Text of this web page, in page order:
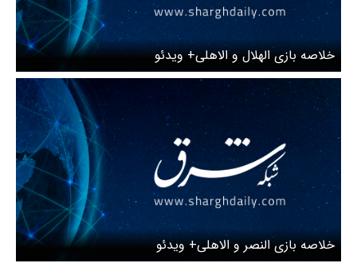
خلاصه بازی الهلال و الاهلی+ ویدئو
خلاصه بازی النصر و الاهلی+ ویدئو